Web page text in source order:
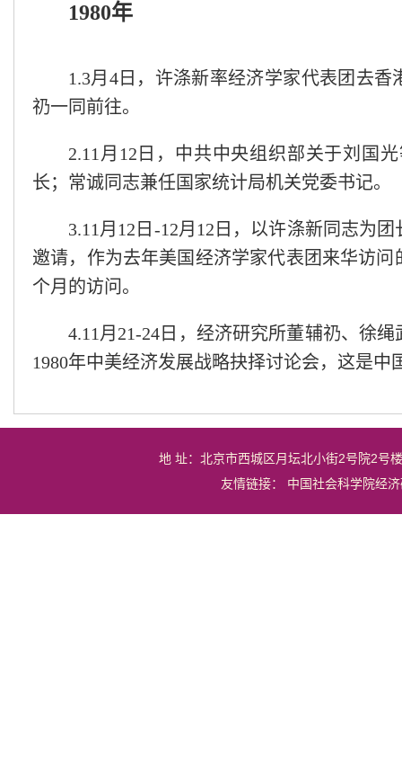
1980年
1.3月4日，许涤新率经济学家代表团去
礽一同前往。
2.11月12日，中共中央组织部关于刘国
长；常诚同志兼任国家统计局机关党委书记。
3.11月12日-12月12日，以许涤新同志为
邀请，作为去年美国经济学家代表团来华访问
个月的访问。
4.11月21-24日，经济研究所董辅礽、徐
1980年中美经济发展战略抉择讨论会，这是
地 址：北京市西城区月坛北小街2号院2号
友情链接： 中国社会科学院经